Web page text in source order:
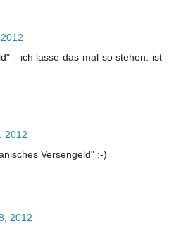
- ich lasse das mal so stehen. ist
2012
Versengeld" :-)
2012